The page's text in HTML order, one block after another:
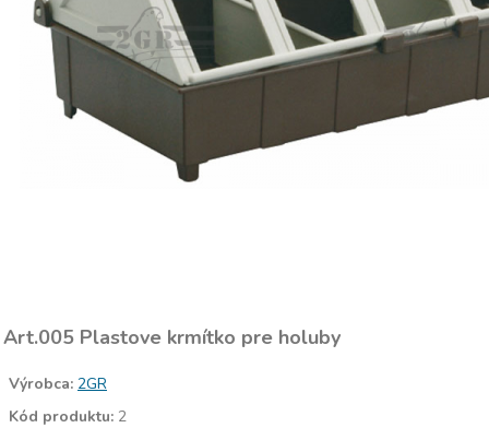
Art.005 Plastove krmítko pre holuby
Výrobca: 2GR
Kód produktu: 2